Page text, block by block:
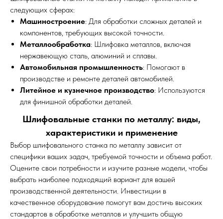
следующих сферах:
Машиностроение: Для обработки сложных деталей и
компонентов, требующих высокой точности.
Металлообработка: Шлифовка металлов, включая
нержавеющую сталь, алюминий и сплавы.
Автомобильная промышленность: Помогают в
производстве и ремонте деталей автомобилей.
Литейное и кузнечное производство: Используются
для финишной обработки деталей.
Шлифовальные станки по металлу: виды,
характеристики и применение
Выбор шлифовального станка по металлу зависит от
специфики ваших задач, требуемой точности и объема работ.
Оцените свои потребности и изучите разные модели, чтобы
выбрать наиболее подходящий вариант для вашей
производственной деятельности. Инвестиции в
качественное оборудование помогут вам достичь высоких
стандартов в обработке металлов и улучшить общую